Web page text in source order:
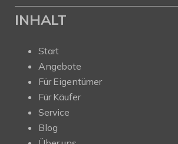
INHALT
Start
Angebote
Für Eigentümer
Für Käufer
Service
Blog